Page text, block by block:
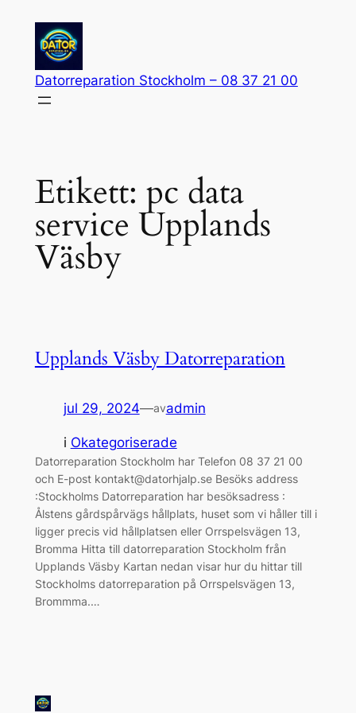
innehåll
Datorreparation Stockholm – 08 37 21 00
Etikett: pc data
service Upplands
Väsby
Upplands Väsby Datorreparation
jul 29, 2024—avadmin
i Okategoriserade
Datorreparation Stockholm har Telefon 08 37 21 00
och E-post kontakt@datorhjalp.se Besöks address
:Stockholms Datorreparation har besöksadress :
Ålstens gårdspårvägs hållplats, huset som vi håller till i
ligger precis vid hållplatsen eller Orrspelsvägen 13,
Bromma Hitta till datorreparation Stockholm från
Upplands Väsby Kartan nedan visar hur du hittar till
Stockholms datorreparation på Orrspelsvägen 13,
Brommma.…